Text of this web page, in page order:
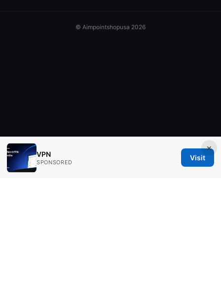
×
VPN
SPONSORED
Visit
© Aimpointshopusa 2026